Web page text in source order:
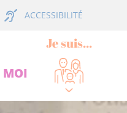
ACCESSIBILITÉ
MOI
Je suis...